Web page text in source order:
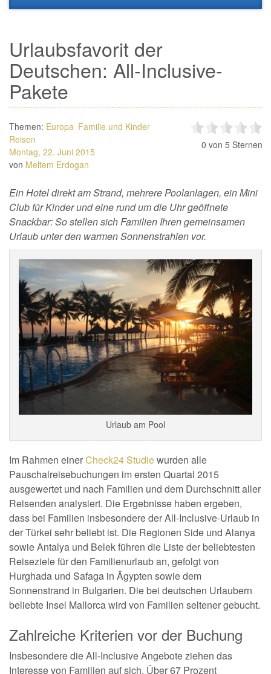
Urlaubsfavorit der
Deutschen: All-Inclusive-
Pakete
Themen: Europa Familie und Kinder
Reisen
Montag, 22. Juni 2015
von Meltem Erdogan
0 von 5 Sternen
Ein Hotel direkt am Strand, mehrere Poolanlagen, ein Mini
Club für Kinder und eine rund um die Uhr geöffnete
Snackbar: So stellen sich Familien Ihren gemeinsamen
Urlaub unter den warmen Sonnenstrahlen vor.
Urlaub am Pool
Im Rahmen einerCheck24 Studiewurden alle
Pauschalreisebuchungen im ersten Quartal 2015
ausgewertet und nach Familien und dem Durchschnitt aller
Reisenden analysiert. Die Ergebnisse haben ergeben,
dass bei Familien insbesondere der All-Inclusive-Urlaub in
der Türkei sehr beliebt ist. Die Regionen Side und Alanya
sowie Antalya und Belek führen die Liste der beliebtesten
Reiseziele für den Familienurlaub an, gefolgt von
Hurghada und Safaga in Ägypten sowie dem
Sonnenstrand in Bulgarien. Die bei deutschen Urlaubern
beliebte Insel Mallorca wird von Familien seltener gebucht.
Zahlreiche Kriterien vor der Buchung
Insbesondere die All-Inclusive Angebote ziehen das
Interesse von Familien auf sich. Über 67 Prozent